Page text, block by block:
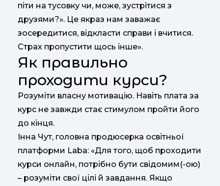
піти на тусовку чи, може, зустрітися з
друзями?». Це якраз нам заважає
зосередитися, відкласти справи і вчитися.
Страх пропустити щось інше».
Як правильно
проходити курси?
Розуміти власну мотивацію. Навіть плата за
курс не завжди стає стимулом пройти його
до кінця.
Інна Чут, головна продюсерка освітньої
платформи Laba: «Для того, щоб проходити
курси онлайн, потрібно бути свідомим(-ою)
– розуміти свої цілі й завдання. Якщо